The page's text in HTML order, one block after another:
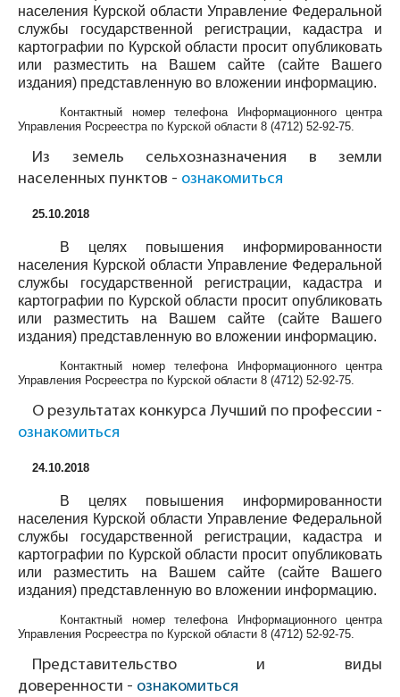
населения Курской области Управление Федеральной
службы государственной регистрации, кадастра и
картографии по Курской области просит опубликовать
или разместить на Вашем сайте (сайте Вашего
издания) представленную во вложении информацию.
Контактный номер телефона Информационного центра
Управления Росреестра по Курской области 8 (4712) 52-92-75.
Из земель сельхозназначения в земли
населенных пунктов - ознакомиться
25.10.2018
В целях повышения информированности
населения Курской области Управление Федеральной
службы государственной регистрации, кадастра и
картографии по Курской области просит опубликовать
или разместить на Вашем сайте (сайте Вашего
издания) представленную во вложении информацию.
Контактный номер телефона Информационного центра
Управления Росреестра по Курской области 8 (4712) 52-92-75.
О результатах конкурса Лучший по профессии -
ознакомиться
24.10.2018
В целях повышения информированности
населения Курской области Управление Федеральной
службы государственной регистрации, кадастра и
картографии по Курской области просит опубликовать
или разместить на Вашем сайте (сайте Вашего
издания) представленную во вложении информацию.
Контактный номер телефона Информационного центра
Управления Росреестра по Курской области 8 (4712) 52-92-75.
Представительство и виды
доверенности - ознакомиться